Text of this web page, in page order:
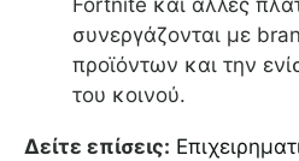
Fortnite και άλλες
συνεργάζονται με
προϊόντων και την
του κοινού.
Δείτε επίσεις: